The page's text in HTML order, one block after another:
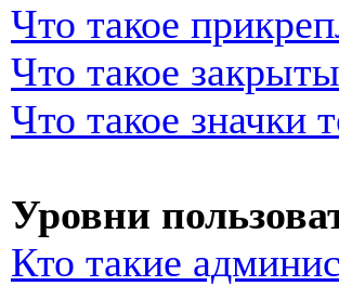
Что такое
Что такое
Что такое значки
Уровни
Кто такие